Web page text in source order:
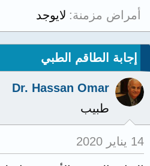
أمراض مزمنة لايوجد
إجابة الطاقم الطبي
Dr. Hassan Omar
طبيب
14 يناير 2020